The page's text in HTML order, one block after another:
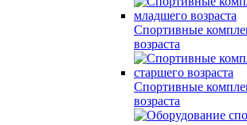
Спортивные
возраста
Спортивные
возраста